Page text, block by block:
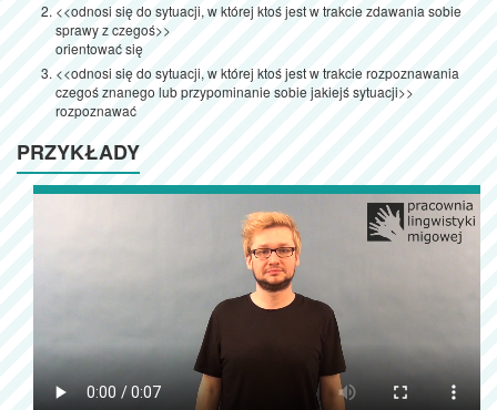
<<odnosi się do sytuacji, w której ktoś jest w trakcie zdawania sobie
sprawy z czegoś>>
orientować się
<<odnosi się do sytuacji, w której ktoś jest w trakcie rozpoznawania
czegoś znanego lub przypominanie sobie jakiejś sytuacji>>
rozpoznawać
PRZYKŁADY